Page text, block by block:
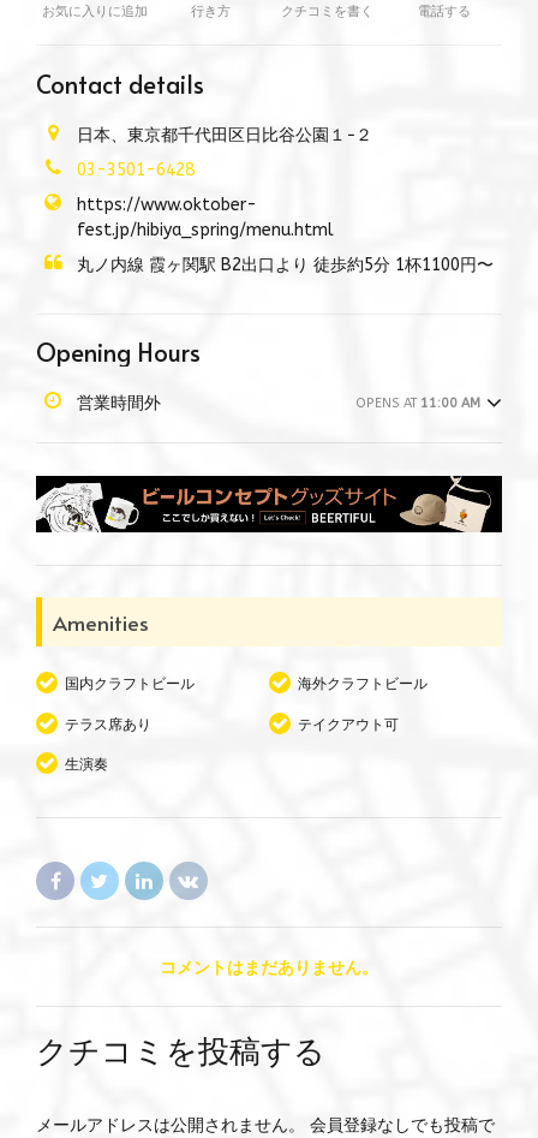
お気に入りに追加 行き方 クチコミを書く 電話する
Contact details
日本、東京都千代田区日比谷公園１−２
03-3501-6428
https://www.oktober-
fest.jp/hibiya_spring/menu.html
丸ノ内線 霞ヶ関駅 B2出口より 徒歩約5分 1杯1100円〜
Opening Hours
営業時間外 OPENS AT 11:00 AM
Amenities
国内クラフトビール 海外クラフトビール
テラス席あり テイクアウト可
生演奏
コメントはまだありません。
クチコミを投稿する
メールアドレスは公開されません。 会員登録なしでも投稿で